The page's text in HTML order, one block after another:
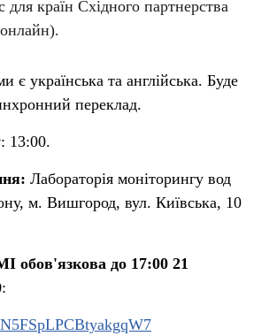
країн Східного партнерства
є українська та англійська. Буде
переклад.
: 13:00.
Лабораторія моніторингу вод
м. Вишгород, вул. Київська, 10
обов'язкова до 17:00 21
: